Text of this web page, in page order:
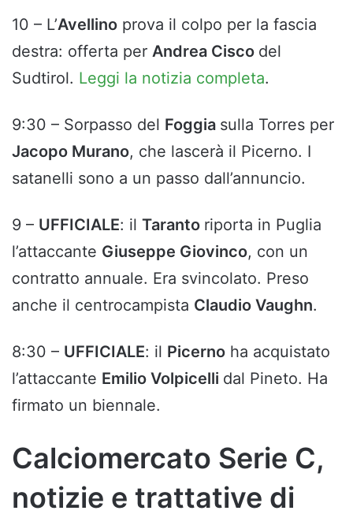
10 – L’Avellino prova il colpo per la fascia
destra: offerta per Andrea Cisco del
Sudtirol. Leggi la notizia completa.
9:30 – Sorpasso del Foggia sulla Torres per
Jacopo Murano, che lascerà il Picerno. I
satanelli sono a un passo dall’annuncio.
9 – UFFICIALE: il Taranto riporta in Puglia
l’attaccante Giuseppe Giovinco, con un
contratto annuale. Era svincolato. Preso
anche il centrocampista Claudio Vaughn.
8:30 – UFFICIALE: il Picerno ha acquistato
l’attaccante Emilio Volpicelli dal Pineto. Ha
firmato un biennale.
Calciomercato Serie C,
notizie e trattative di